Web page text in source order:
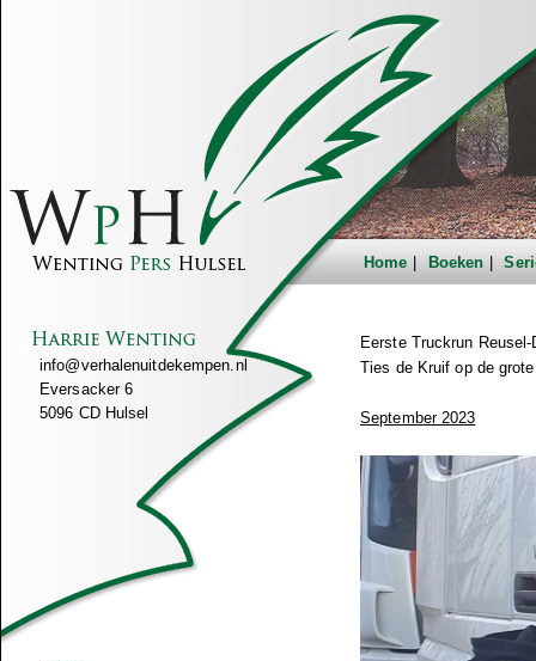
Home Boeken
info@verhalenuitdekempen.nl
Eversacker 6
5096 CD Hulsel
Eerste Truckrun
Ties de Kruif op de
September 2023